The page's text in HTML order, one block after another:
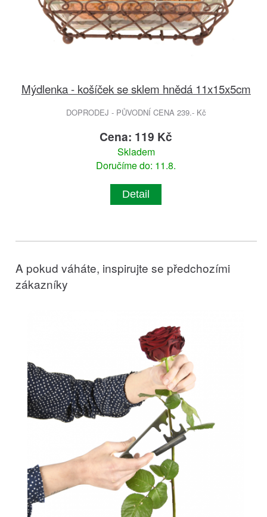
Mýdlenka - košíček se sklem hnědá 11x15x5cm
DOPRODEJ - PŮVODNÍ CENA 239.- Kč
Cena: 119 Kč
Skladem
Doručíme do: 11.8.
Detail
A pokud váháte, inspirujte se předchozími
zákazníky